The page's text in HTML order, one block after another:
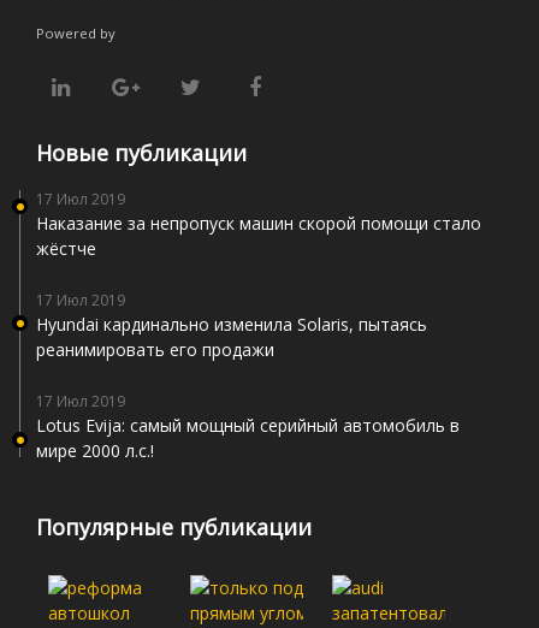
Powered by
Новые публикации
17 Июл 2019
Наказание за непропуск машин скорой помощи стало
жёстче
17 Июл 2019
Hyundai кардинально изменила Solaris, пытаясь
реанимировать его продажи
17 Июл 2019
Lotus Evija: самый мощный серийный автомобиль в
мире 2000 л.с.!
Популярные публикации